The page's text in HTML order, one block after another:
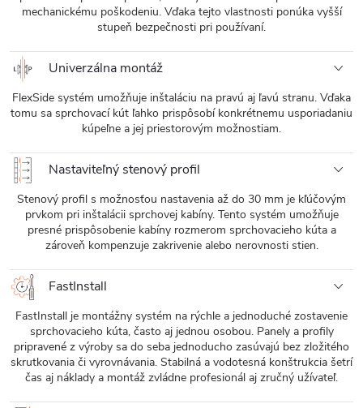
mechanickému poškodeniu. Vďaka tejto vlastnosti ponúka vyšší
stupeň bezpečnosti pri používaní.
Univerzálna montáž
FlexSide systém umožňuje inštaláciu na pravú aj ľavú stranu. Vďaka
tomu sa sprchovací kút ľahko prispôsobí konkrétnemu usporiadaniu
kúpeľne a jej priestorovým možnostiam.
Nastaviteľný stenový profil
Stenový profil s možnosťou nastavenia až do 30 mm je kľúčovým
prvkom pri inštalácii sprchovej kabíny. Tento systém umožňuje
presné prispôsobenie kabíny rozmerom sprchovacieho kúta a
zároveň kompenzuje zakrivenie alebo nerovnosti stien.
FastInstall
FastInstall je montážny systém na rýchle a jednoduché zostavenie
sprchovacieho kúta, často aj jednou osobou. Panely a profily
pripravené z výroby sa do seba jednoducho zasúvajú bez zložitého
skrutkovania či vyrovnávania. Stabilná a vodotesná konštrukcia šetrí
čas aj náklady a montáž zvládne profesionál aj zručný užívateľ.